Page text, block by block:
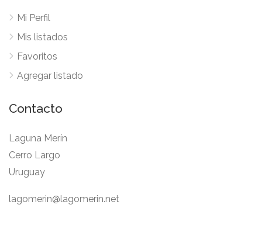
Mi Perfil
Mis listados
Favoritos
Agregar listado
Contacto
Laguna Merín
Cerro Largo
Uruguay
lagomerin@lagomerin.net